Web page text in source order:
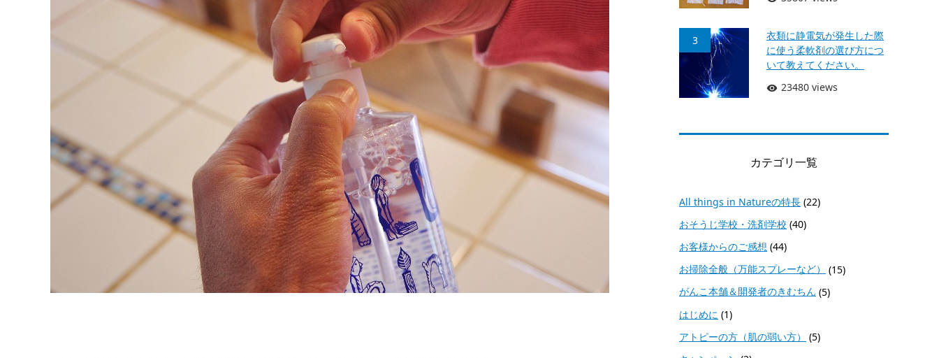
3
衣類に静電気が発生した際
に使う柔軟剤の選び方につ
いて教えてください。
23480 views
カテゴリ一覧
All things in Natureの特長 (22)
おそうじ学校・洗剤学校 (40)
お客様からのご感想 (44)
お掃除全般（万能スプレーなど）
(15)
がんこ本舗＆開発者のきむちん (5)
はじめに (1)
アトピーの方（肌の弱い方）
(5)